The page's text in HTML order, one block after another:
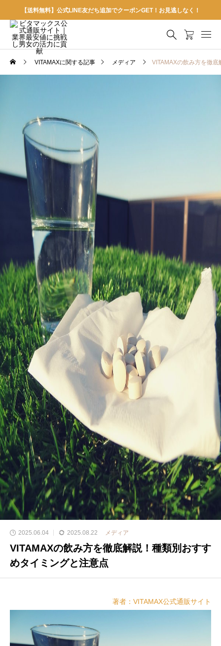
【送料無料】公式LINE友だち追加でクーポンGET！お見逃しなく！
VITAMAXに関する記事 メディア VITAMAXの飲み方を徹
2025.06.04 2025.08.22 メディア
VITAMAXの飲み方を徹底解説！種類別おすす
めタイミングと注意点
著者：VITAMAX公式通販サイト